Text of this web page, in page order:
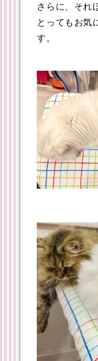
さらに、それ
とってもお気
す。